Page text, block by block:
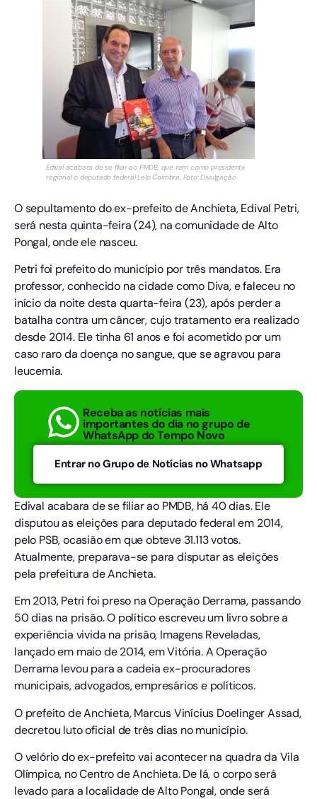
Edival acabara de se filiar ao PMDB, que tem como presidente
regional o deputado federal Lelo Coimbra. Foto: Divulgação
O sepultamento do ex-prefeito de Anchieta, Edival Petri,
será nesta quinta-feira (24), na comunidade de Alto
Pongal, onde ele nasceu.
Petri foi prefeito do município por três mandatos. Era
professor, conhecido na cidade como Diva, e faleceu no
início da noite desta quarta-feira (23), após perder a
batalha contra um câncer, cujo tratamento era realizado
desde 2014. Ele tinha 61 anos e foi acometido por um
caso raro da doença no sangue, que se agravou para
leucemia.
Receba as notícias mais
importantes do dia no grupo de
WhatsApp do Tempo Novo
Entrar no Grupo de Notícias no Whatsapp
Edival acabara de se filiar ao PMDB, há 40 dias. Ele
disputou as eleições para deputado federal em 2014,
pelo PSB, ocasião em que obteve 31.113 votos.
Atualmente, preparava-se para disputar as eleições
pela prefeitura de Anchieta.
Em 2013, Petri foi preso na Operação Derrama, passando
50 dias na prisão. O político escreveu um livro sobre a
experiência vivida na prisão, Imagens Reveladas,
lançado em maio de 2014, em Vitória. A Operação
Derrama levou para a cadeia ex-procuradores
municipais, advogados, empresários e políticos.
O prefeito de Anchieta, Marcus Vinícius Doelinger Assad,
decretou luto oficial de três dias no município.
O velório do ex-prefeito vai acontecer na quadra da Vila
Olímpica, no Centro de Anchieta. De lá, o corpo será
levado para a localidade de Alto Pongal, onde será